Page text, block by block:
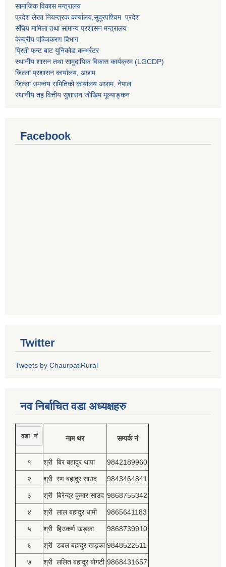
सामाजिक विकास मन्त्रालय
प्रदेश लेखा नियन्त्रक कार्यालय,सुदूरपश्चिम प्रदेश
संघिय मामिला तथा सामान्य प्रशासन मन्त्रालय
केन्द्रीय पञ्जिकरण विभाग
प्रिती फन्ट बाट युनिकोड कन्भर्रटर
स्थानीय शासन तथा सामुदायिक विकास कार्यक्रम (LGCDP)
जिल्ला प्रशासन कार्यालय, अछाम
जिल्ला समन्वय समितिको कार्यालय अछाम, नेपाल
स्थानीय तह वित्तीय सुशासन जोखिम मूल्याङ्कन
Facebook
Twitter
Tweets by ChaurpatiRural
नव निर्बाचित वडा अध्यक्षहरु
वडा नं नाम थर सम्पर्क नं
१ श्री बिर बहादुर थापा 9842189960
२ श्री रण बहादुर साउद 9843464841
३ श्री बिरेन्द्र कुमार साउद 9868755342
४ श्री लाल बहादुर धामी 9865641183
५ श्री हिउकर्ण खड्का 9868739910
६ श्री डबल बहादुर खड्का 9848522511
७ श्री ललित बहादुर बोगटी 9868431657